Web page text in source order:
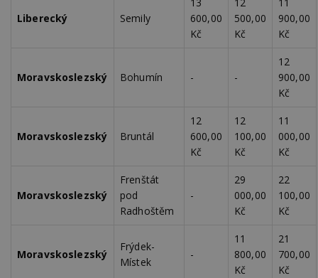
Liberecký Semily
600,00
Kč
500,00
Kč
900,00
Kč
Moravskoslezský Bohumín - -
12
900,00
Kč
Moravskoslezský Bruntál
12
600,00
Kč
12
100,00
Kč
11
000,00
Kč
Moravskoslezský
Frenštát
pod
Radhoštěm
-
29
000,00
Kč
22
100,00
Kč
Moravskoslezský
Frýdek-
Místek
-
11
800,00
Kč
21
700,00
Kč
.creative-
napříč